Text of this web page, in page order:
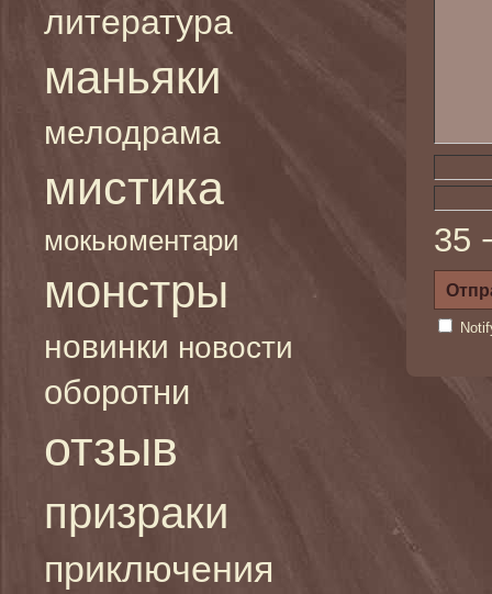
литература
маньяки
мелодрама
мистика
мокьюментари
монстры
новинки новости
оборотни
отзыв
призраки
приключения
35